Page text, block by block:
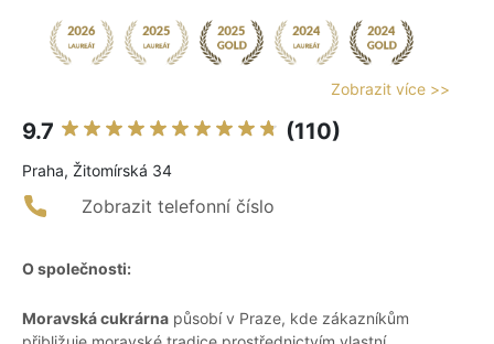
Zobrazit více >>
9.7 (110)
Praha, Žitomírská 34
Zobrazit telefonní číslo
O společnosti:
Moravská cukrárna působí v Praze, kde zákazníkům